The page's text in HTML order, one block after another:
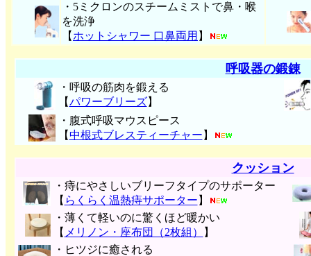
・5ミクロンのスチームミストで鼻・喉
を洗浄
【 ホットシャワー 口鼻両用 】
呼吸器の鍛錬
・呼吸の筋肉を鍛える
【パワーブリーズ】
・腹式呼吸マウスピース
【中根式ブレスティーチャー 】
クッション
・痔にやさしいブリーフタイプのサポーター
【 らくらく温熱痔サポーター 】
・薄くて軽いのに驚くほど暖かい
【 メリノン・座布団（2枚組）
】
・ヒツジに癒される